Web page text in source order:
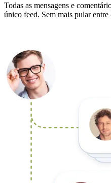
Todas as mensagens e
único feed. Sem mais pular entre